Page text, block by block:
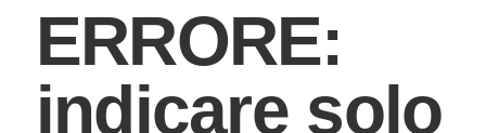
ERRORE:
indicare solo